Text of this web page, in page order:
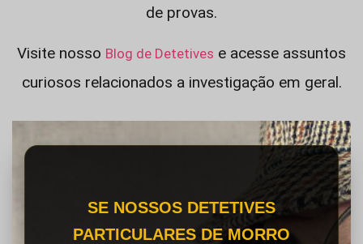
de provas.
Visite nosso Blog de Detetives e acesse assuntos
curiosos relacionados a investigação em geral.
SE NOSSOS DETETIVES
PARTICULARES DE MORRO